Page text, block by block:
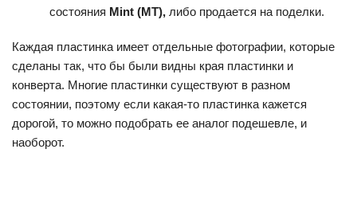
состояния Mint (MT), либо продается на поделки.
Каждая пластинка имеет отдельные фотографии, которые
сделаны так, что бы были видны края пластинки и
конверта. Многие пластинки существуют в разном
состоянии, поэтому если какая-то пластинка кажется
дорогой, то можно подобрать ее аналог подешевле, и
наоборот.